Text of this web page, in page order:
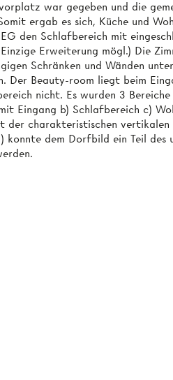
war gegeben und die
ergab es sich, Küche und
den Schlafbereich mit
Erweiterung mögl.) Die
Schränken und Wänden
Der Beauty-room liegt beim
nicht. Es wurden 3 Bereiche
Eingang b) Schlafbereich c)
der charakteristischen vertikalen
konnte dem Dorfbild ein Teil des